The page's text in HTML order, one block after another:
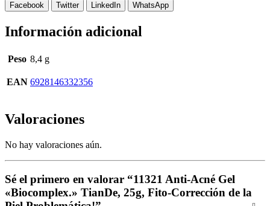
Facebook Twitter LinkedIn WhatsApp
Información adicional
Peso 8,4 g
EAN 6928146332356
Valoraciones
No hay valoraciones aún.
Sé el primero en valorar “11321 Anti-Acné Gel
«Biocomplex.» TianDe, 25g, Fito-Corrección de la